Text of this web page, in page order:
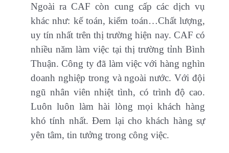
Ngoài ra CAF còn cung cấp các dịch vụ
khác như: kế toán, kiểm toán…Chất lượng,
uy tín nhất trên thị trường hiện nay. CAF có
nhiều năm làm việc tại thị trường tỉnh Bình
Thuận. Công ty đã làm việc với hàng nghìn
doanh nghiệp trong và ngoài nước. Với đội
ngũ nhân viên nhiệt tình, có trình độ cao.
Luôn luôn làm hài lòng mọi khách hàng
khó tính nhất. Đem lại cho khách hàng sự
yên tâm, tin tưởng trong công việc.